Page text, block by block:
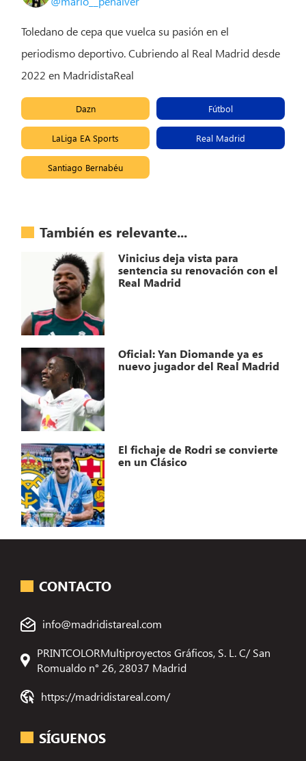
Toledano de cepa que vuelca su pasión en el
periodismo deportivo. Cubriendo al Real Madrid desde
2022 en MadridistaReal
Dazn Fútbol
LaLiga EA Sports Real Madrid
Santiago Bernabéu
También es relevante...
Vinicius deja vista para
sentencia su renovación con el
Real Madrid
Oficial: Yan Diomande ya es
nuevo jugador del Real Madrid
El fichaje de Rodri se convierte
en un Clásico
CONTACTO
info@madridistareal.com
PRINTCOLORMultiproyectos Gráficos, S. L. C/ San
Romualdo n° 26, 28037 Madrid
https://madridistareal.com/
SÍGUENOS